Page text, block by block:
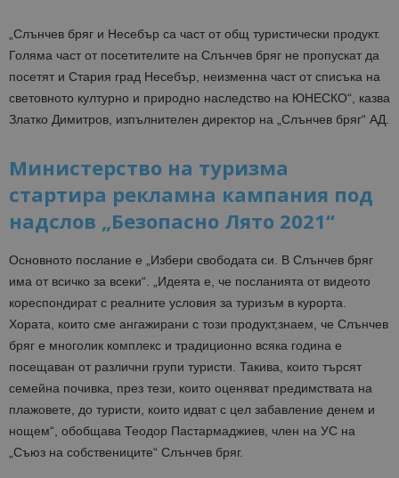
„Слънчев бряг и Несебър са част от общ туристически продукт.
Голяма част от посетителите на Слънчев бряг не пропускат да
посетят и Стария град Несебър, неизменна част от списъка на
световното културно и природно наследство на ЮНЕСКО“, казва
Златко Димитров, изпълнителен директор на „Слънчев бряг“ АД.
Министерство на туризма
стартира рекламна кампания под
надслов „Безопасно Лято 2021“
Основното послание е „Избери свободата си. В Слънчев бряг
има от всичко за всеки“. „Идеята е, че посланията от видеото
кореспондират с реалните условия за туризъм в курорта.
Хората, които сме ангажирани с този продукт,знаем, че Слънчев
бряг е многолик комплекс и традиционно всяка година е
посещаван от различни групи туристи. Такива, които търсят
семейна почивка, през тези, които оценяват предимствата на
плажовете, до туристи, които идват с цел забавление денем и
нощем“, обобщава Теодор Пастармаджиев, член на УС на
„Съюз на собствениците“ Слънчев бряг.